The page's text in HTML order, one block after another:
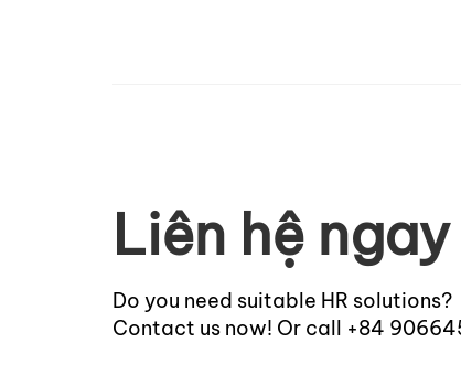
Liên hệ ngay
Do you need suitable HR solutions?
Contact us now! Or call +84